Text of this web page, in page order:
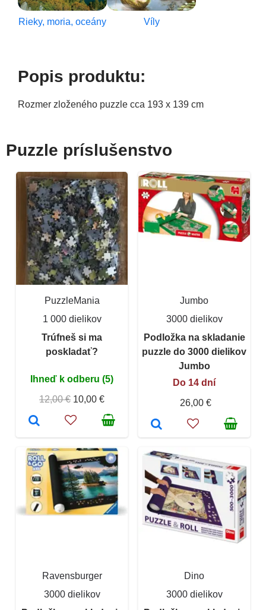
Rieky, moria, oceány Víly
Popis produktu:
Rozmer zloženého puzzle cca 193 x 139 cm
Puzzle príslušenstvo
PuzzleMania
1 000 dielikov
Trúfneš si ma
poskladať?
Ihneď k odberu (5)
12,00 € 10,00 €
Jumbo
3000 dielikov
Podložka na skladanie
puzzle do 3000 dielikov
Jumbo
Do 14 dní
26,00 €
Ravensburger
3000 dielikov
Dino
3000 dielikov